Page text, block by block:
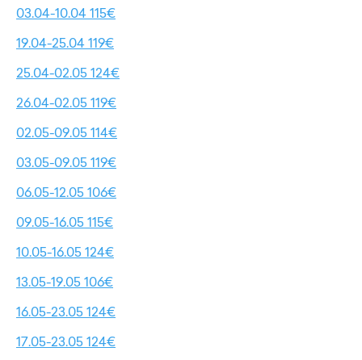
03.04-10.04 115€
19.04-25.04 119€
25.04-02.05 124€
26.04-02.05 119€
02.05-09.05 114€
03.05-09.05 119€
06.05-12.05 106€
09.05-16.05 115€
10.05-16.05 124€
13.05-19.05 106€
16.05-23.05 124€
17.05-23.05 124€